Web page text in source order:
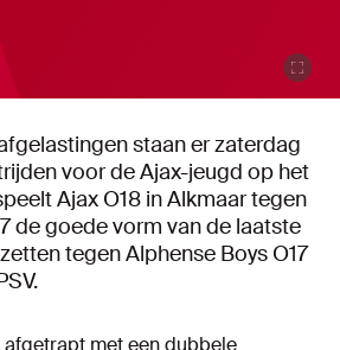
staan er zaterdag
voor de Ajax-jeugd op het
Ajax O18 in Alkmaar tegen
de goede vorm van de laatste
tegen Alphense Boys O17